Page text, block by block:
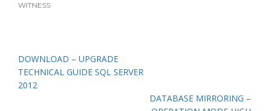
WITNESS
Navegação
de
Post
DOWNLOAD – UPGRADE
TECHNICAL GUIDE SQL SERVER
2012
DATABASE MIRRORING –